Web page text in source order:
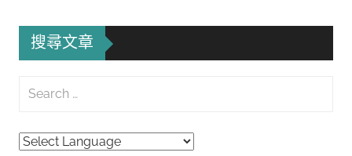
搜尋文章
Search